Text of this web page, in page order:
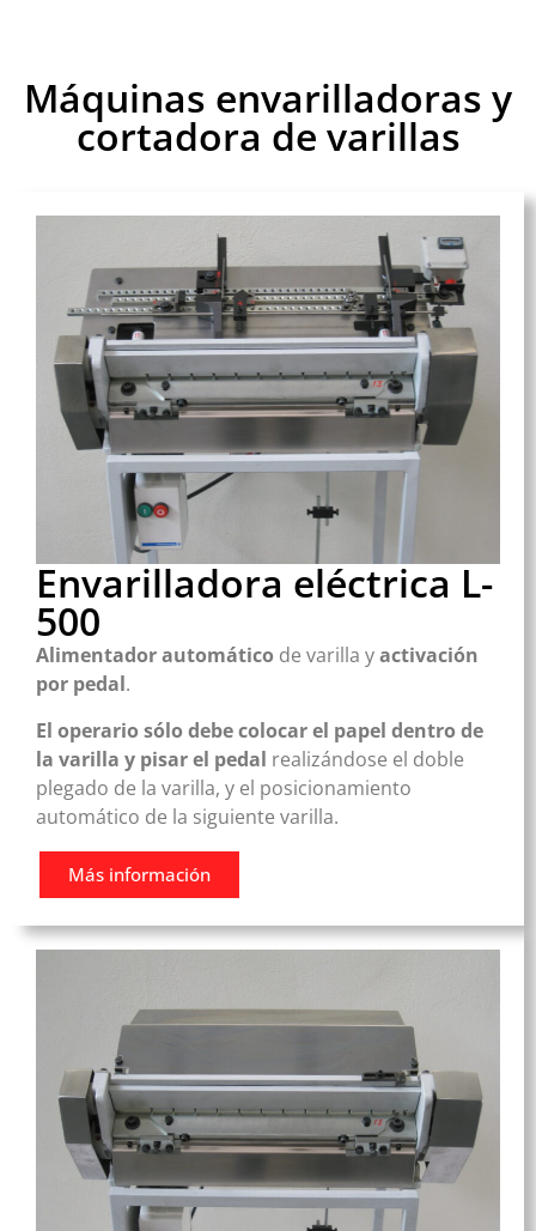
Máquinas envarilladoras y
cortadora de varillas
Envarilladora eléctrica L-
500
Alimentador automático de varilla yactivación
por pedal.
El operario sólo debe colocar el papel dentro de
la varilla y pisar el pedal realizándose el doble
plegado de la varilla, y el posicionamiento
automático de la siguiente varilla.
Más información